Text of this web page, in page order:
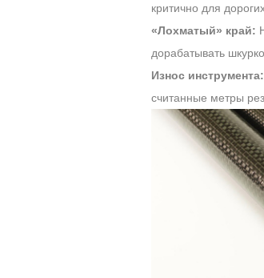
критично для
«Лохматый» край:
дорабатывать
Износ инструмента:
считанные метры